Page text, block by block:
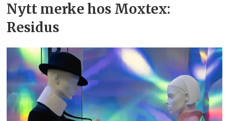
Nytt merke hos Moxtex:
Residus